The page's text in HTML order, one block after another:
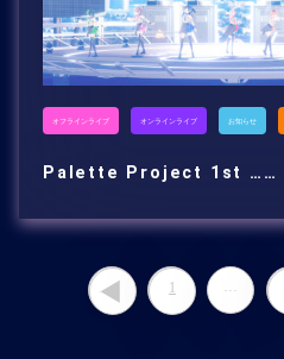
オフラインライブ オンラインライブ お知らせ
Palette Project 1st ……
1 …